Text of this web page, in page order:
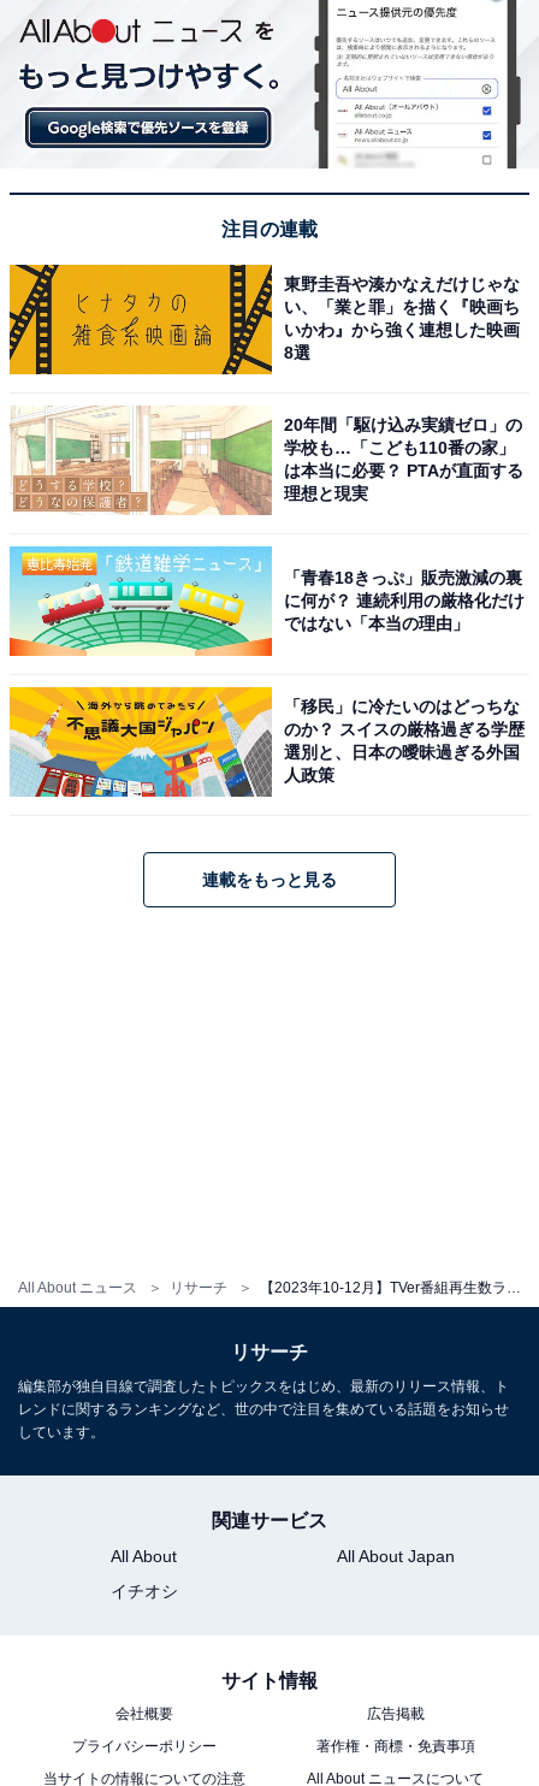
All About ニュース リサーチ
を中心に人気を集めました。
この記事の筆者：くま なかこ プロフィール
編集プロダクション出身のフリーランスエディター。編
集・執筆・校閲・SNS運用担当として月間50本以上のコ
フスタイル・金融・育児・エンタメ関連。
次ページ
20位までの全ランキング結果を見
る
こちらもおすすめ
位『不適切にもほどがある！』を抑えて1位に輝
いたのは？
注目の連載
東野圭吾や湊かなえだけじゃな
い、「業と罪」を描く『映画ち
いかわ』から強く連想した映画
8選
20年間「駆け込み実績ゼロ」の
学校も…「こども110番の家」
は本当に必要？ PTAが直面する
理想と現実
「青春18きっぷ」販売激減の裏
に何が？ 連続利用の厳格化だけ
ではない「本当の理由」
「移民」に冷たいのはどっちな
のか？ スイスの厳格過ぎる学歴
選別と、日本の曖昧過ぎる外国
人政策
連載をもっと見る
リサーチ
編集部が独自目線で調査したトピックスをはじめ、最新のリリース情報、ト
レンドに関するランキングなど、世の中で注目を集めている話題をお知らせ
しています。
関連サービス
All About
All About Japan
イチオシ
サイト情報
会社概要
広告掲載
プライバシーポリシー
著作権・商標・免責事項
当サイトの情報についての注意
All About ニュースについて